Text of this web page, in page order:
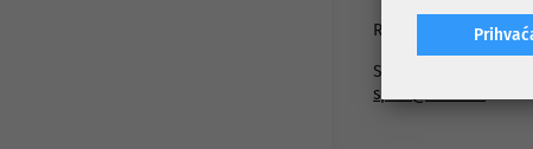
Realizatori
Sve dodatne
sport@csrsa.ba